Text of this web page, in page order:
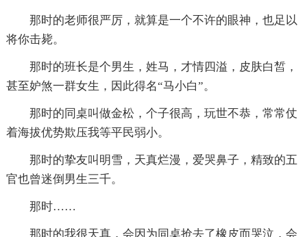
那时的老师很严厉，就算是一个不许的眼神，也足以
将你击毙。
那时的班长是个男生，姓马，才情四溢，皮肤白皙，
甚至妒煞一群女生，因此得名“马小白”。
那时的同桌叫做金松，个子很高，玩世不恭，常常仗
着海拔优势欺压我等平民弱小。
那时的挚友叫明雪，天真烂漫，爱哭鼻子，精致的五
官也曾迷倒男生三千。
那时……
那时的我很天真，会因为同桌抢去了橡皮而哭泣，会